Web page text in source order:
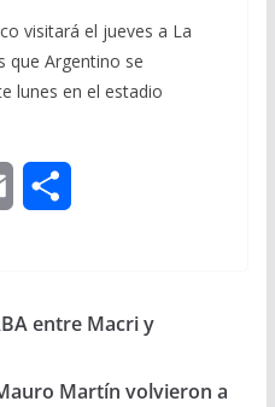
visitará el jueves a La
que Argentino se
lunes en el estadio
i
r
e
entre Macri y
Martín volvieron a